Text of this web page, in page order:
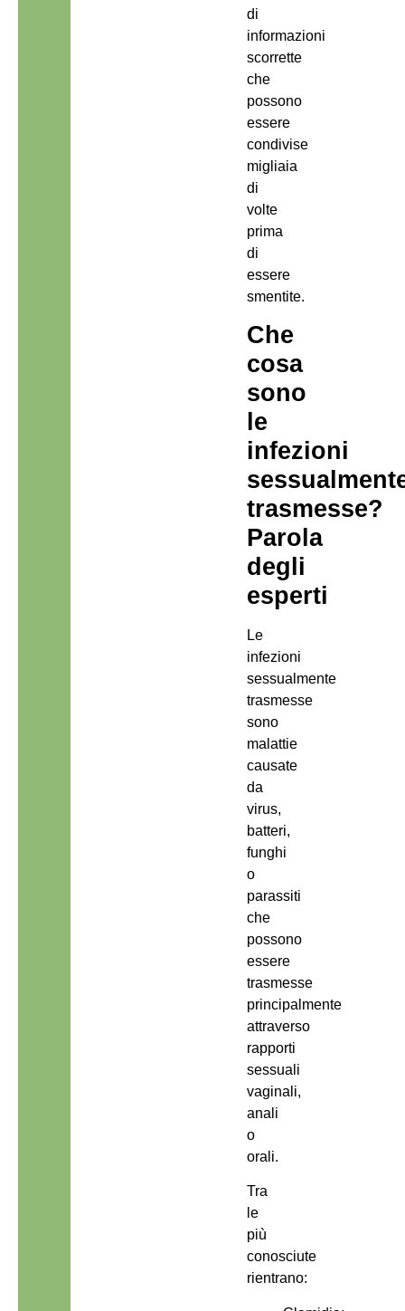
di
informazioni
scorrette
che
possono
essere
condivise
migliaia
di
volte
prima
di
essere
smentite.
Che
cosa
sono
le
infezioni
trasmesse?
Parola
degli
esperti
Le
infezioni
sessualmente
trasmesse
sono
malattie
causate
da
virus,
batteri,
funghi
o
parassiti
che
possono
essere
trasmesse
principalmente
attraverso
rapporti
sessuali
vaginali,
anali
o
orali.
Tra
le
più
conosciute
rientrano: